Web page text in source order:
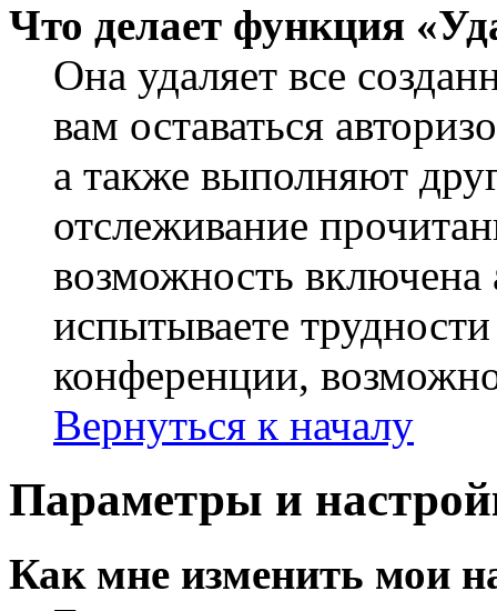
Что делает функция
Она удаляет все
вам оставаться
а также выполняют
отслеживание
возможность
испытываете
конференции,
Вернуться к началу
Параметры и
Как мне изменить мои